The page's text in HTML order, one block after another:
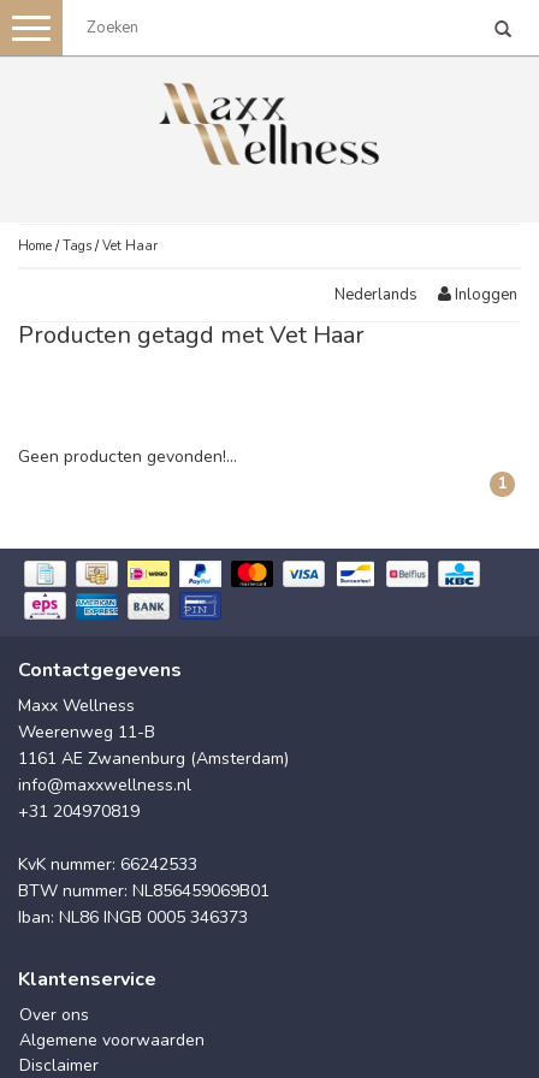
Toggle
navigation
Home /Tags /Vet Haar
Nederlands Inloggen
Producten getagd met Vet Haar
Geen producten gevonden!...
1
Contactgegevens
Maxx Wellness
Weerenweg 11-B
1161 AE Zwanenburg (Amsterdam)
info@maxxwellness.nl
+31 204970819
KvK nummer: 66242533
BTW nummer: NL856459069B01
Iban: NL86 INGB 0005 346373
Klantenservice
Over ons
Algemene voorwaarden
Disclaimer